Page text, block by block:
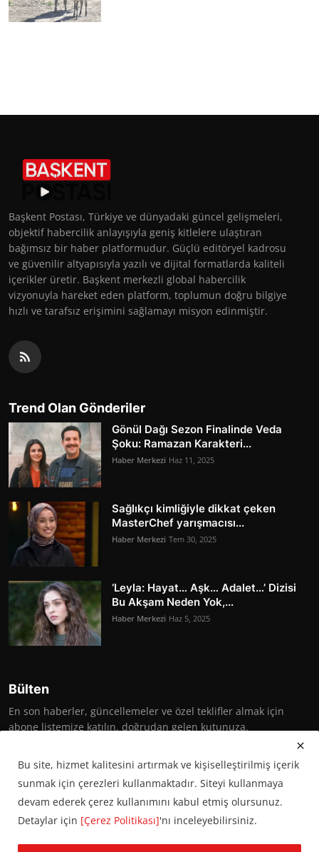
Başkent Postası, Türkiye ve dünyadaki güncel gelişmeleri,
objektif habercilik anlayışıyla geniş kitlelere ulaştıran
bağımsız bir haber platformudur. Güçlü editöryel kadrosu
ve güvenilir altyapısıyla yazılı ve dijital formatlarda kaliteli
içerikler üretir. Başkent merkezli global habercilik
vizyonuyla hareket eden platform, toplumun doğru bilgiye
hızlı ve tarafsız erişimini sağlamayı misyon edinmiştir.
Trend Olan Gönderiler
Gönül Dağı Sezon Finalinde Veda
Şoku: Ramazan Karakteri...
Haber Merkezi Haz 11, 2025
Sağlıkçı kimliğiyle dikkat çeken
MasterChef yarışmacısı...
Haber Merkezi Tem 30, 2025
‘Leyla: Hayat… Aşk… Adalet…’ Dizisi
Bu Akşam Neden Yok,...
Haber Merkezi Haz 5, 2025
Bülten
En son haberler, güncellemeler ve özel teklifler almak için
abone listemize katılın, doğrudan gelen kutunuza.
Abone Ol
Bu site, hizmet kalitesini artırmak ve kişiselleştirilmiş içerik
sunmak için çerezleri kullanmaktadır. Siteyi kullanmaya
devam ederek çerez kullanımını kabul etmiş olursunuz.
Detaylar için [Çerez Politikası]'nı inceleyebilirsiniz.